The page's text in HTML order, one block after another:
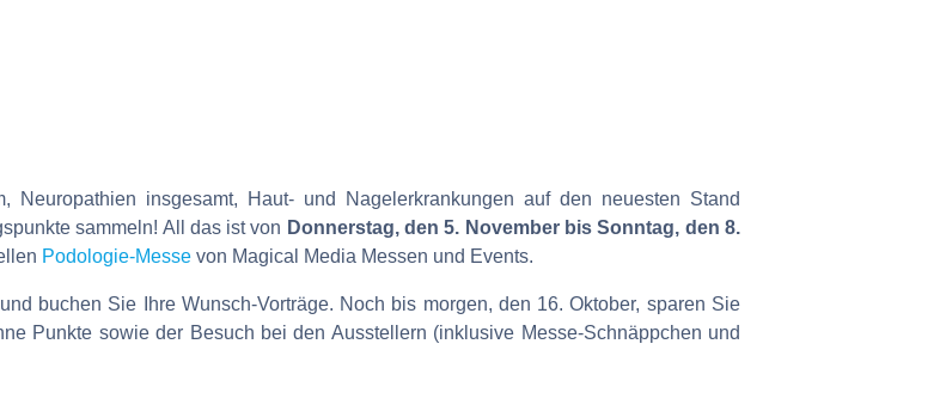
Neuropathien insgesamt, Haut- und Nagelerkrankungen auf den neuesten Stand
sammeln! All das ist von Donnerstag, den 5. November bis Sonntag, den 8.
Podologie-Messe von Magical Media Messen und Events.
buchen Sie Ihre Wunsch-Vorträge. Noch bis morgen, den 16. Oktober, sparen Sie
Punkte sowie der Besuch bei den Ausstellern (inklusive Messe-Schnäppchen und